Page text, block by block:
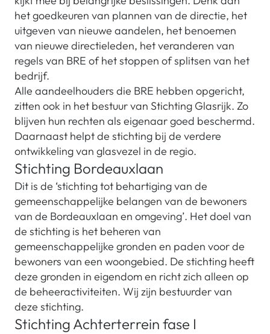
het goedkeuren van plannen van de directie, het
uitgeven van nieuwe aandelen, het benoemen
van nieuwe directieleden, het veranderen van
regels van BRE of het stoppen of splitsen van het
bedrijf.
Alle aandeelhouders die BRE hebben opgericht,
zitten ook in het bestuur van Stichting Glasrijk. Zo
blijven hun rechten als eigenaar goed beschermd.
Daarnaast helpt de stichting bij de verdere
ontwikkeling van glasvezel in de regio.
Stichting Bordeauxlaan
Dit is de ‘stichting tot behartiging van de
gemeenschappelijke belangen van de bewoners
van de Bordeauxlaan en omgeving’. Het doel van
de stichting is het beheren van
gemeenschappelijke gronden en paden voor de
bewoners van een woongebied. De stichting heeft
deze gronden in eigendom en richt zich alleen op
de beheeractiviteiten. Wij zijn bestuurder van
deze stichting.
Stichting Achterterrein fase I